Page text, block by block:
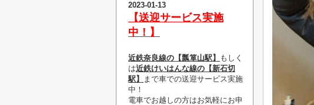
2023-01-13
【送迎サービス実施
中！】
近鉄奈良線の【瓢箪山駅】
もしく
は近鉄けいはんな線の【新石切
駅】
まで車での送迎サービス実施
中！
電車でお越しの方はお気軽にお申